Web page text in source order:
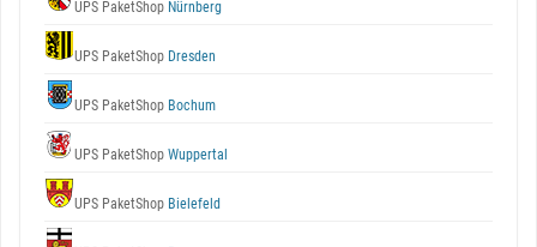
UPS PaketShop Nürnberg
UPS PaketShop Dresden
UPS PaketShop Bochum
UPS PaketShop Wuppertal
UPS PaketShop Bielefeld